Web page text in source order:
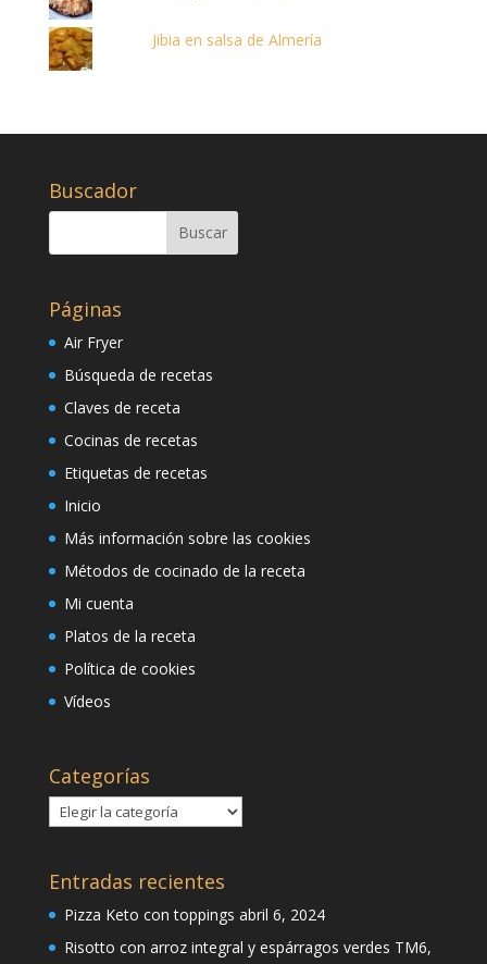
Jibia en salsa de Almería
Buscador
Páginas
Air Fryer
Búsqueda de recetas
Claves de receta
Cocinas de recetas
Etiquetas de recetas
Inicio
Más información sobre las cookies
Métodos de cocinado de la receta
Mi cuenta
Platos de la receta
Política de cookies
Vídeos
Categorías
Categorías
Entradas recientes
Pizza Keto con toppings abril 6, 2024
Risotto con arroz integral y espárragos verdes TM6,